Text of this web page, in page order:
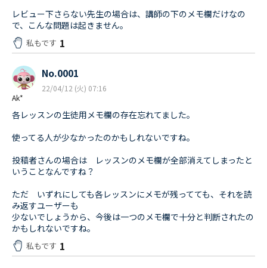
レビュー下さらない先生の場合は、講師の下のメモ欄だけなの
で、こんな問題は起きません。
私もです 1
Ak*
No.0001
22/04/12 (火) 07:16
各レッスンの生徒用メモ欄の存在忘れてました。
使ってる人が少なかったのかもしれないですね。
投稿者さんの場合は レッスンのメモ欄が全部消えてしまったと
いうことなんですね？
ただ いずれにしても各レッスンにメモが残ってても、それを読
み返すユーザーも
少ないでしょうから、今後は一つのメモ欄で十分と判断されたの
かもしれないですね。
私もです 1